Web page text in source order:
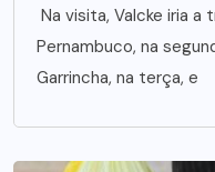
Na visita, Valcke iria a
Pernambuco, na
Garrincha, na terça, e